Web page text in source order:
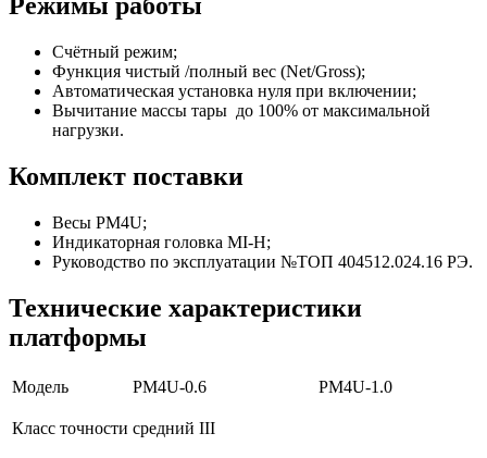
Счётный режим;
Функция чистый /полный вес (Net/Gross);
Автоматическая установка нуля при включении;
Вычитание массы тары до 100% от максимальной
нагрузки.
Комплект поставки
Весы PM4U;
Индикаторная головка MI-H;
Руководство по эксплуатации №ТОП 404512.024.16 РЭ.
Технические характеристики
платформы
Модель PM4U-0.6 PM4U-1.0
Класс точности средний III